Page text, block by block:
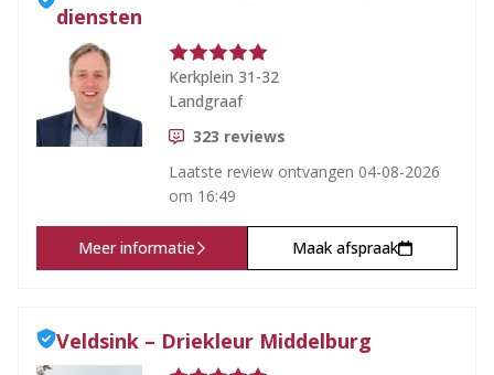
diensten
Kerkplein 31-32
Landgraaf
323 reviews
Laatste review ontvangen 04-08-2026
om 16:49
Meer informatie Maak afspraak
Veldsink – Driekleur Middelburg